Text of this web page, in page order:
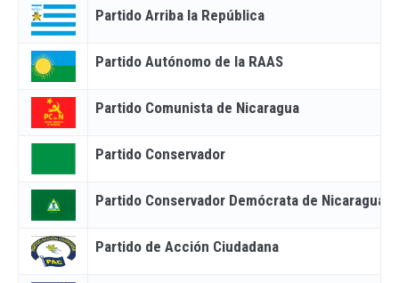
Partido Arriba la República
Partido Autónomo de la RAAS
Partido Comunista de Nicaragua
Partido Conservador
Partido Conservador Demócrata de Nicaragua
Partido de Acción Ciudadana